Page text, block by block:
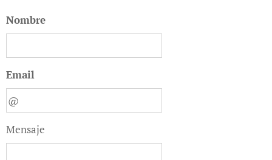
Nombre
Email
Mensaje